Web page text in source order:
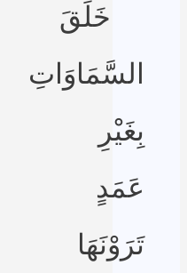
خَلَقَ
السَّمَاوَاتِ
بِغَيْرِ
عَمَدٍ
تَرَوْنَهَا